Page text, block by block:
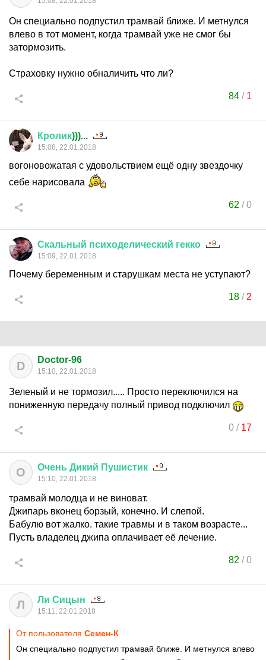
Он специально подпустил трамвай ближе. И метнулся
влево в тот момент, когда трамвай уже не смог бы
затормозить.
Страховку нужно обналичить что ли?
84 / 1
Кролик)))...
15:08, 22.01.2018
вогоновожатая с удовольствием ещё одну звездочку
себе нарисовала
62 /0
Скальный психоделический гекко
15:09, 22.01.2018
Почему беременным и старушкам места не уступают?
18 / 2
D Doctor-96
15:10, 22.01.2018
Зеленый и не тормозил..... Просто переключился на
пониженную передачу полный привод подключил
0 / 17
О Очень Дикий Пушистик
15:10, 22.01.2018
трамвай молодца и не виноват.
Джипарь вконец борзый, конечно. И слепой.
Бабулю вот жалко. такие травмы и в таком возрасте...
Пусть владелец джипа оплачивает её лечение.
82 /0
Л Ли Сицын
15:11, 22.01.2018
От пользователя Семен-К
Он специально подпустил трамвай ближе. И метнулся влево